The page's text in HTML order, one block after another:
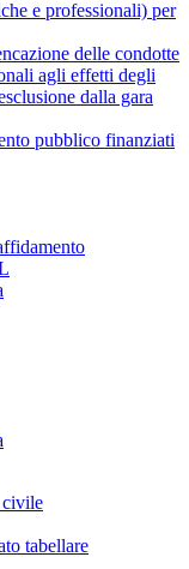
e professionali) per
delle condotte
agli effetti degli
dalla gara
pubblico finanziati
civile
tabellare